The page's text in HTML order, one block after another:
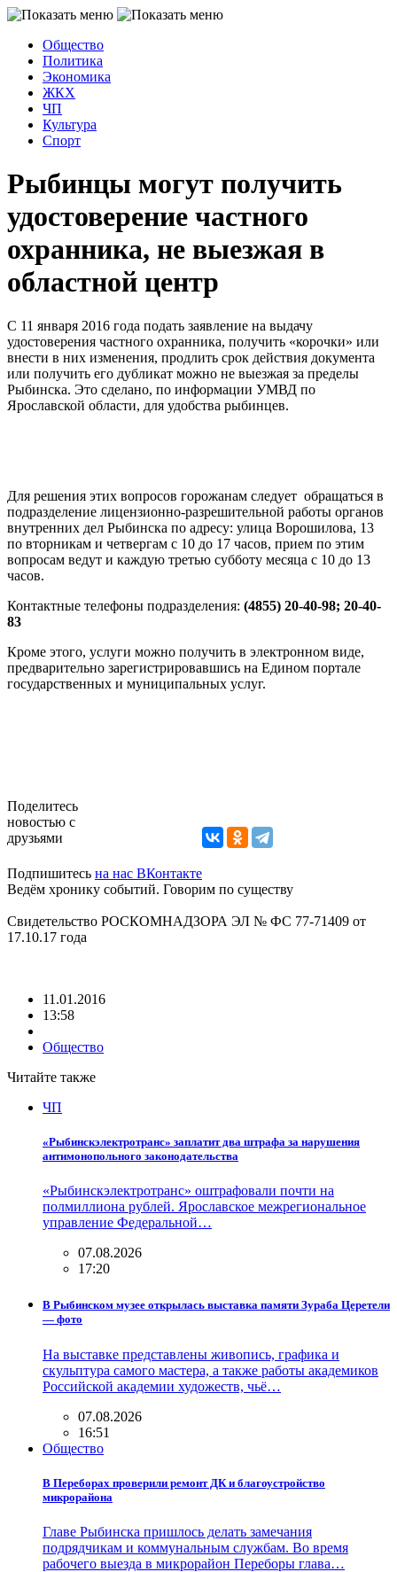
Общество
Политика
Экономика
ЖКХ
ЧП
Культура
Спорт
Рыбинцы могут получить
удостоверение частного
охранника, не выезжая в
областной центр
С 11 января 2016 года подать заявление на выдачу
удостоверения частного охранника, получить «корочки» или
внести в них изменения, продлить срок действия документа
или получить его дубликат можно не выезжая за пределы
Рыбинска. Это сделано, по информации УМВД по
Ярославской области, для удобства рыбинцев.
Для решения этих вопросов горожанам следует обращаться в
подразделение лицензионно-разрешительной работы органов
внутренних дел Рыбинска по адресу: улица Ворошилова, 13
по вторникам и четвергам с 10 до 17 часов, прием по этим
вопросам ведут и каждую третью субботу месяца с 10 до 13
часов.
Контактные телефоны подразделения: (4855) 20-40-98; 20-40-
83
Кроме этого, услуги можно получить в электронном виде,
предварительно зарегистрировавшись на Едином портале
государственных и муниципальных услуг.
Поделитесь
новостью с
друзьями
Подпишитесь на нас ВКонтакте
Ведём хронику событий. Говорим по существу
Свидетельство РОСКОМНАДЗОРА ЭЛ № ФС 77-71409 от
17.10.17 года
11.01.2016
13:58
Общество
Читайте также
ЧП
«Рыбинскэлектротранс» заплатит два штрафа за нарушения
антимонопольного законодательства
«Рыбинскэлектротранс» оштрафовали почти на
полмиллиона рублей. Ярославское межрегиональное
управление Федеральной…
07.08.2026
17:20
В Рыбинском музее открылась выставка памяти Зураба Церетели
— фото
На выставке представлены живопись, графика и
скульптура самого мастера, а также работы академиков
Российской академии художеств, чьё…
07.08.2026
16:51
Общество
В Переборах проверили ремонт ДК и благоустройство
микрорайона
Главе Рыбинска пришлось делать замечания
подрядчикам и коммунальным службам. Во время
рабочего выезда в микрорайон Переборы глава…